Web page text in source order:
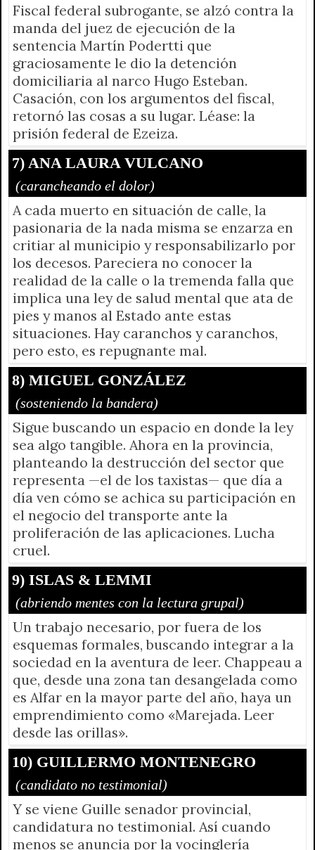
Fiscal federal subrogante, se alzó contra la
manda del juez de ejecución de la
sentencia Martín Podertti que
graciosamente le dio la detención
domiciliaria al narco Hugo Esteban.
Casación, con los argumentos del fiscal,
retornó las cosas a su lugar. Léase: la
prisión federal de Ezeiza.
7) ANA LAURA VULCANO
(carancheando el dolor)
A cada muerto en situación de calle, la
pasionaria de la nada misma se enzarza en
critiar al municipio y responsabilizarlo por
los decesos. Pareciera no conocer la
realidad de la calle o la tremenda falla que
implica una ley de salud mental que ata de
pies y manos al Estado ante estas
situaciones. Hay caranchos y caranchos,
pero esto, es repugnante mal.
8) MIGUEL GONZÁLEZ
(sosteniendo la bandera)
Sigue buscando un espacio en donde la ley
sea algo tangible. Ahora en la provincia,
planteando la destrucción del sector que
representa —el de los taxistas— que día a
día ven cómo se achica su participación en
el negocio del transporte ante la
proliferación de las aplicaciones. Lucha
cruel.
9) ISLAS & LEMMI
(abriendo mentes con la lectura grupal)
Un trabajo necesario, por fuera de los
esquemas formales, buscando integrar a la
sociedad en la aventura de leer. Chappeau a
que, desde una zona tan desangelada como
es Alfar en la mayor parte del año, haya un
emprendimiento como «Marejada. Leer
desde las orillas».
10) GUILLERMO MONTENEGRO
(candidato no testimonial)
Y se viene Guille senador provincial,
candidatura no testimonial. Así cuando
menos se anuncia por la vocinglería